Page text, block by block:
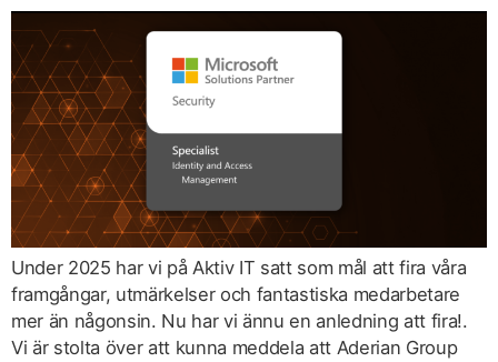
Under 2025 har vi på Aktiv IT satt som mål att fira våra
framgångar, utmärkelser och fantastiska medarbetare
mer än någonsin. Nu har vi ännu en anledning att fira!.
Vi är stolta över att kunna meddela att Aderian Group